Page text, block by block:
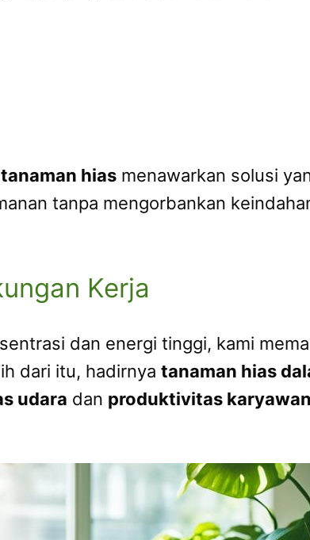
hias menawarkan solusi
tanpa mengorbankan
Kerja
dan energi tinggi, kami
dari itu, hadirnya tanaman hias
udara dan produktivitas karyawan